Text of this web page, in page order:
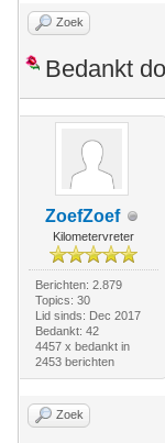
Zoek
Bedankt
ZoefZoef
Kilometervreter
Berichten: 2.879
Topics: 30
Lid sinds: Dec 2017
Bedankt: 42
4457 x bedankt in
2453 berichten
Zoek